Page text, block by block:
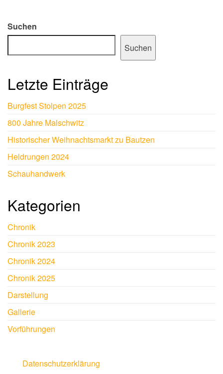
Suchen
Suchen
Letzte Einträge
Burgfest Stolpen 2025
800 Jahre Malschwitz
Historischer Weihnachtsmarkt zu Bautzen
Heldrungen 2024
Schauhandwerk
Kategorien
Chronik
Chronik 2023
Chronik 2024
Chronik 2025
Darstellung
Gallerie
Vorführungen
Datenschutzerklärung